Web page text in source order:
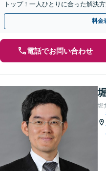
トップ！一人ひとりに合った解決
せください【高松駅徒歩8分】
料金
電話でお問い合わせ
堀